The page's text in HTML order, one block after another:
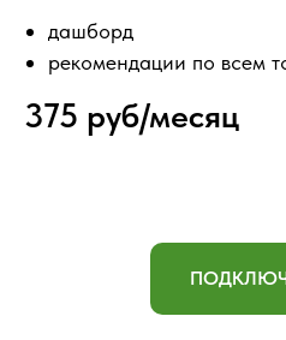
дашборд
рекомендации по всем
375 руб/месяц